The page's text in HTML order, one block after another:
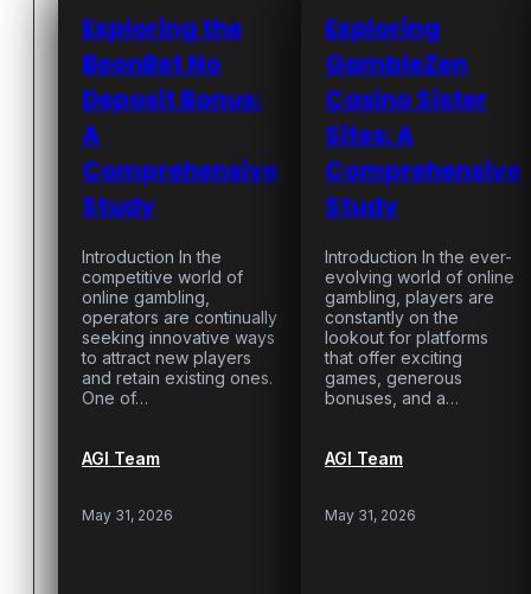
Exploring the
BeonBet No
Deposit Bonus:
A
Comprehensive
Study
Introduction In the
competitive world of
online gambling,
operators are continually
seeking innovative ways
to attract new players
and retain existing ones.
One of…
AGI Team
May 31, 2026
Exploring
GambleZen
Casino Sister
Sites: A
Comprehensive
Study
Introduction In the ever-
evolving world of online
gambling, players are
constantly on the
lookout for platforms
that offer exciting
games, generous
bonuses, and a…
AGI Team
May 31, 2026